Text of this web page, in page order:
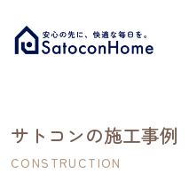
サトコンの施工事例
CONSTRUCTION